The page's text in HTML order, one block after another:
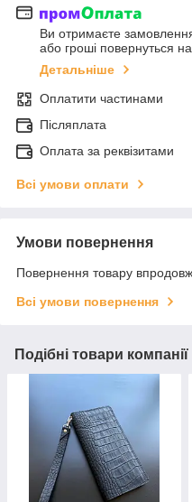
Ви отримаєте
або гроші повернуться
Детальніше
Оплатити частинами
Післяплата
Оплата за реквізитами
Всі умови оплати
Умови повернення
Повернення товару
Всі умови повернення
Подібні товари компанії